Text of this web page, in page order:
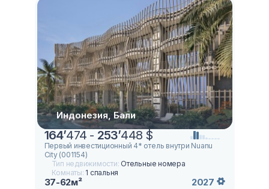
Индонезия, Бали
164’474 - 253’448 $
Первый инвестиционный 4* отель внутри Nuanu
City (001154)
Тип недвижимости: Отельные номера
Комнаты: 1 спальня
37-62м² 2027